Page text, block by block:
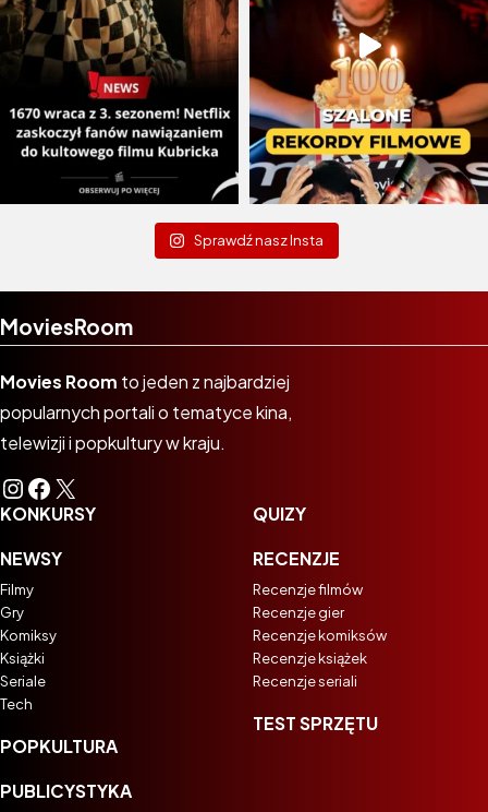
Sprawdź nasz Insta
MoviesRoom
Movies Room to jeden z najbardziej
popularnych portali o tematyce kina,
telewizji i popkultury w kraju.
Instagram
Facebook
X
KONKURSY
NEWSY
Filmy
Gry
Komiksy
Książki
Seriale
Tech
POPKULTURA
PUBLICYSTYKA
QUIZY
RECENZJE
Recenzje filmów
Recenzje gier
Recenzje komiksów
Recenzje książek
Recenzje seriali
TEST SPRZĘTU